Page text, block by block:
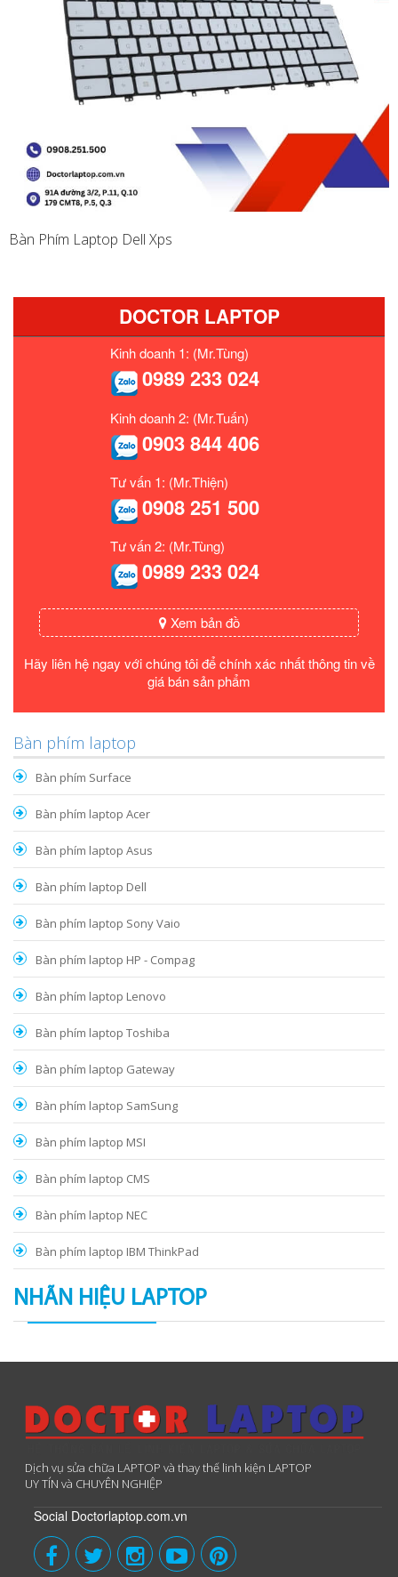
Bàn Phím Laptop Dell Xps
DOCTOR LAPTOP
Kinh doanh 1: (Mr.Tùng)
0989 233 024
Kinh doanh 2: (Mr.Tuấn)
0903 844 406
Tư vấn 1: (Mr.Thiện)
0908 251 500
Tư vấn 2: (Mr.Tùng)
0989 233 024
Xem bản đồ
Hãy liên hệ ngay với chúng tôi để chính xác nhất thông tin về
giá bán sản phẩm
Bàn phím laptop
Bàn phím Surface
Bàn phím laptop Acer
Bàn phím laptop Asus
Bàn phím laptop Dell
Bàn phím laptop Sony Vaio
Bàn phím laptop HP - Compag
Bàn phím laptop Lenovo
Bàn phím laptop Toshiba
Bàn phím laptop Gateway
Bàn phím laptop SamSung
Bàn phím laptop MSI
Bàn phím laptop CMS
Bàn phím laptop NEC
Bàn phím laptop IBM ThinkPad
NHÃN HIỆU LAPTOP
Dịch vụ sửa chữa LAPTOP và thay thế linh kiện LAPTOP
UY TÍN và CHUYÊN NGHIỆP
Social Doctorlaptop.com.vn